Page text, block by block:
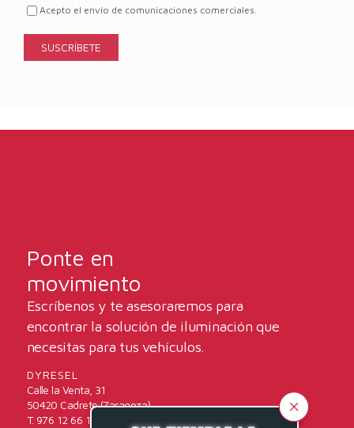
Acepto el envío de comunicaciones comerciales.
Ponte en
movimiento
Escríbenos y te asesoraremos para
encontrar la solución de iluminación que
necesitas para tus vehículos.
DYRESEL
Calle la Venta, 31
50420 Cadrete (Zaragoza)
T. 976 12 66 16